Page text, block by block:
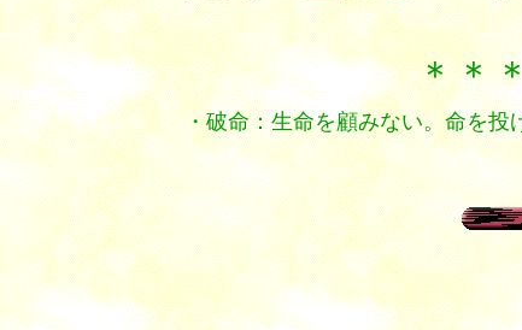
＊＊＊＊＊
・破命：生命を顧みない。命を投